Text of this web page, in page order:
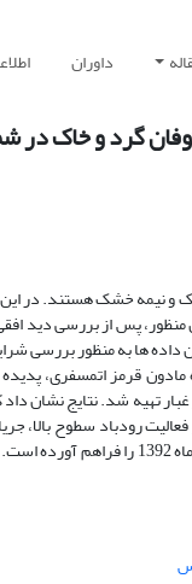
داوران
و خاک در شمال
و نیمه خشک هستند. در
بررسی شده است. بدین
داده ها به منظور
مادون قرمز اتمسفری،
تهیه شد. نتایج
رودباد سطوح
موجبات رخداد توفان گرد و خاک